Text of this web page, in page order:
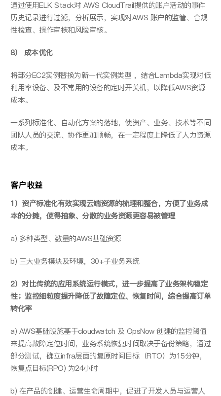
通过使用ELK Stack对 AWS CloudTrail提供的账户活动的事件
历史记录进行过滤，分析展示，实现对AWS 账户的监管、合规
性检查、操作审核和风险审核。
8） 成本优化
将部分EC2实例替换为新一代实例类型 ，结合Lambda实现对低
利用率设备、及不常用的设备的定时开关机，以降低AWS资源
成本。
一系列标准化、自动化方案的落地，使资产、业务、技术等不同
团队人员的交流、协作更加顺畅，在一定程度上降低了人力资源
成本。
客户收益
1）资产标准化有效实现云端资源的梳理和整合，方便了业务成
本的分摊，使得抽象、分散的业务资源更容易被管理
a) 多种类型、数量的AWS基础资源
b) 三大业务模块及环境，30+子业务系统
2）对比传统的应用系统运行模式，进一步提高了业务架构稳定
性；监控细粒度提升降低了故障定位、恢复时间，综合提高订单
转化率
a) AWS基础设施基于cloudwatch 及 OpsNow 创建的监控阈值
来提高故障定位时间，业务系统恢复时间取决于备份策略，通过
部分测试，确立infra层面的复原时间目标（RTO）为15分钟，
恢复点目标(RPO) 为24小时
b) 在产品的创建、运营生命周期中，促进了开发人员与运营人